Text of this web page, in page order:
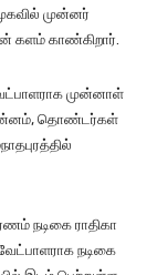
முன்னர்
களம் காண்கிறார்.
முன்னாள்
சின்னம், தொண்டர்கள்
நடிகை ராதிகா
நடிகை